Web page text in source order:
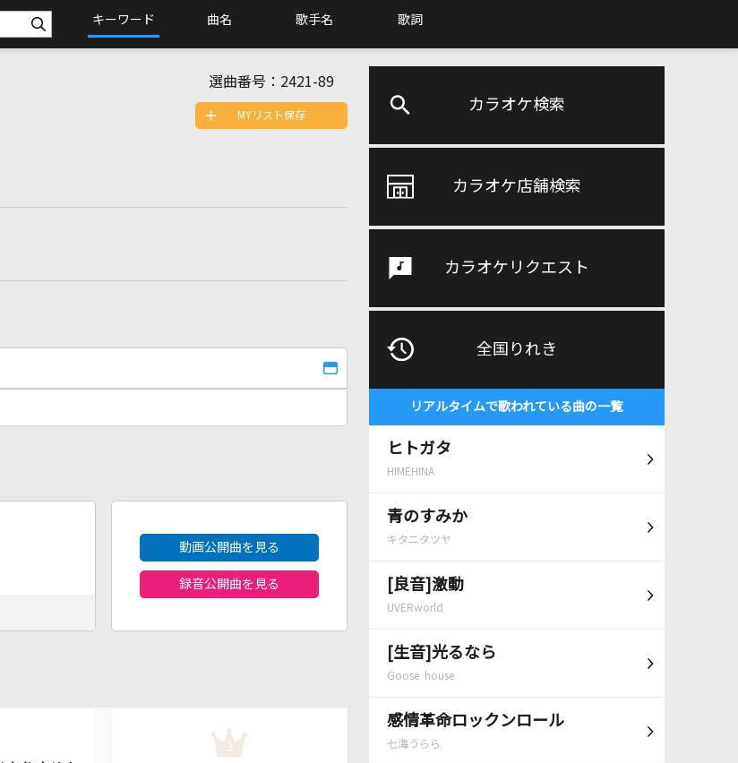
キーワード 曲名 歌手名 歌詞
カラオケ検索
カラオケ店舗検索
カラオケリクエスト
全国りれき
リアルタイムで歌われている曲の一覧
ヒトガタ
HIMEHINA
青のすみか
キタニタツヤ
[良音]激動
UVERworld
[生音]光るなら
Goose house
感情革命ロックンロール
七海うらら
選曲番号： 2421-89
MYリスト保存
動画公開曲を見る
録音公開曲を見る
3